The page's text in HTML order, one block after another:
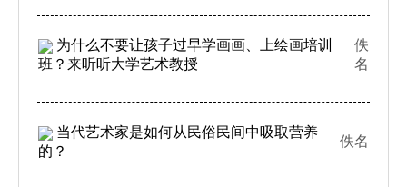
为什么不要让孩子过早学画画、上绘画培训
班？来听听大学艺术教授
佚
名
当代艺术家是如何从民俗民间中吸取营养
的？
佚名